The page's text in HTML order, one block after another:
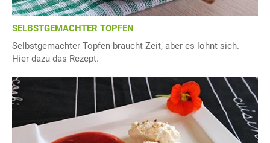
SELBSTGEMACHTER TOPFEN
Selbstgemachter Topfen braucht Zeit, aber es lohnt sich.
Hier dazu das Rezept.